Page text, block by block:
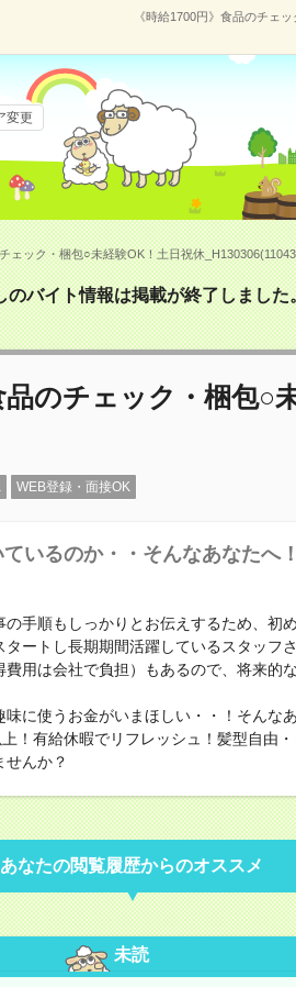
《時給1700円》食品のチェ
変更
ェック・梱包○未経験OK！土日祝休
のバイト情報は掲載が終了しました
品のチェック・梱包○
WEB登録・面接OK
いるのか・・そんなあなたへ
の手順もしっかりとお伝えするため、初
タートし長期期間活躍しているスタッフ
用は会社で負担）もあるので、将来的
味に使うお金がいまほしい・・！そんな
！有給休暇でリフレッシュ！髪型自由
せんか？
あなたの閲覧履歴からのオススメ
未読